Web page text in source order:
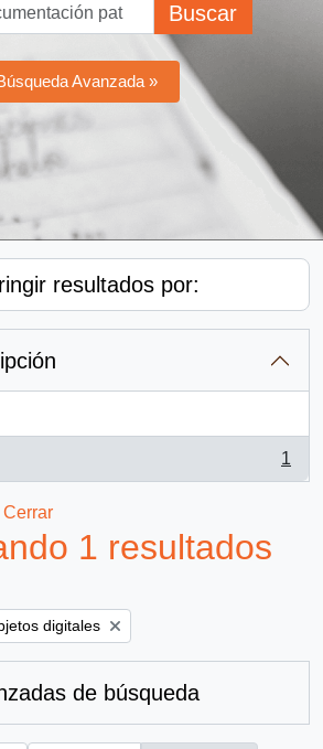
Buscar
Avanzada »
resultados por:
1
Cerrar
1 resultados
filter:digitales
de búsqueda